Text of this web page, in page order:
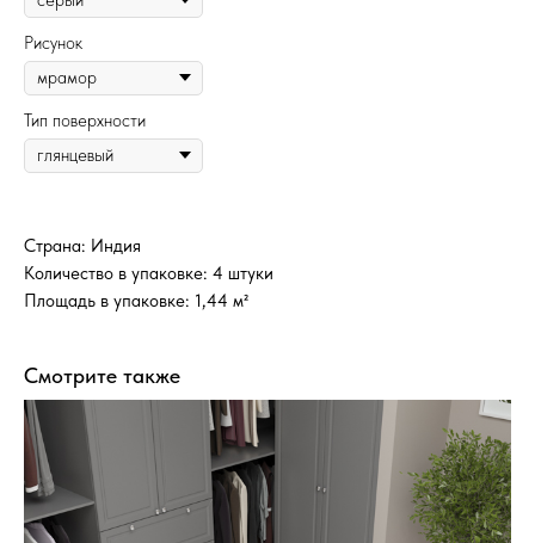
Рисунок
Тип поверхности
Страна: Индия
Количество в упаковке: 4 штуки
Площадь в упаковке: 1,44 м²
Смотрите также